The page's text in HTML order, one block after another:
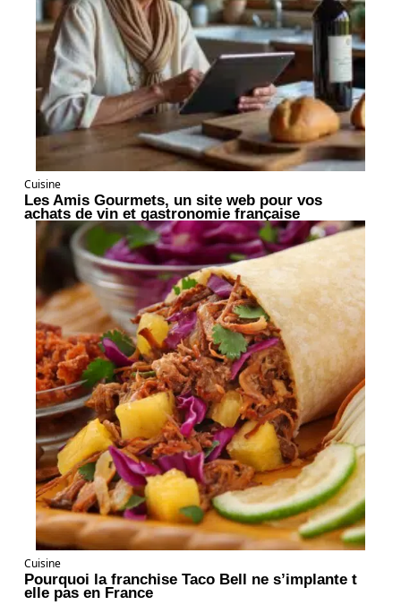
Cuisine
Les Amis Gourmets, un site web pour vos
achats de vin et gastronomie française
Cuisine
Pourquoi la franchise Taco Bell ne s’implante t
elle pas en France